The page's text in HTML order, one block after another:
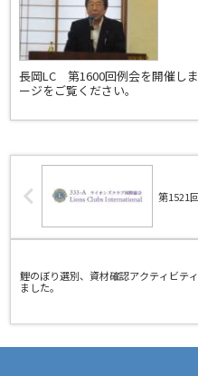
長岡LC 第1600回例会を開催し
ージをご覧ください。
第1521
鯉のぼり選別、資材確認アクティビテ
ました。